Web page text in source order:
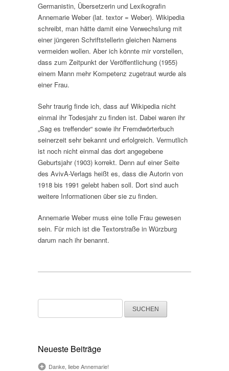
Germanistin, Übersetzerin und Lexikografin
Annemarie Weber (lat. textor = Weber). Wikipedia
schreibt, man hätte damit eine Verwechslung mit
einer jüngeren Schriftstellerin gleichen Namens
vermeiden wollen. Aber ich könnte mir vorstellen,
dass zum Zeitpunkt der Veröffentlichung (1955)
einem Mann mehr Kompetenz zugetraut wurde als
einer Frau.
Sehr traurig finde ich, dass auf Wikipedia nicht
einmal ihr Todesjahr zu finden ist. Dabei waren ihr
„Sag es treffender“ sowie ihr Fremdwörterbuch
seinerzeit sehr bekannt und erfolgreich. Vermutlich
ist noch nicht einmal das dort angegebene
Geburtsjahr (1903) korrekt. Denn auf einer Seite
des AvivA-Verlags heißt es, dass die Autorin von
1918 bis 1991 gelebt haben soll. Dort sind auch
weitere Informationen über sie zu finden.
Annemarie Weber muss eine tolle Frau gewesen
sein. Für mich ist die Textorstraße in Würzburg
darum nach ihr benannt.
Suchen
nach:
Neueste Beiträge
Danke, liebe Annemarie!